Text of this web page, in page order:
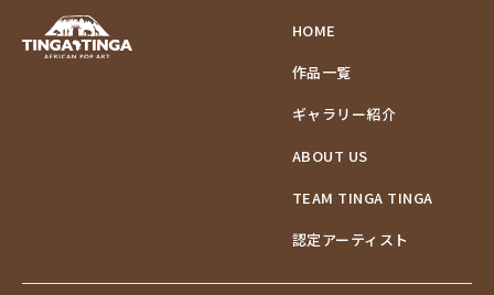
HOME
作品一覧
ギャラリー紹介
ABOUT US
TEAM TINGA TINGA
認定アーティスト